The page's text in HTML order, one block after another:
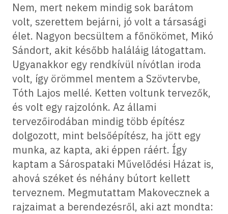
Nem, mert nekem mindig sok barátom
volt, szerettem bejárni, jó volt a társasági
élet. Nagyon becsültem a főnökömet, Mikó
Sándort, akit később haláláig látogattam.
Ugyanakkor egy rendkívül nívótlan iroda
volt, így örömmel mentem a Szövtervbe,
Tóth Lajos mellé. Ketten voltunk tervezők,
és volt egy rajzolónk. Az állami
tervezőirodában mindig több építész
dolgozott, mint belsőépítész, ha jött egy
munka, az kapta, aki éppen ráért. Így
kaptam a Sárospataki Művelődési Házat is,
ahová széket és néhány bútort kellett
terveznem. Megmutattam Makovecznek a
rajzaimat a berendezésről, aki azt mondta: